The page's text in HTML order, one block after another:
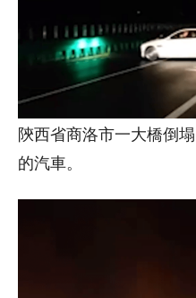
陝西省商洛市一大橋倒
的汽車。